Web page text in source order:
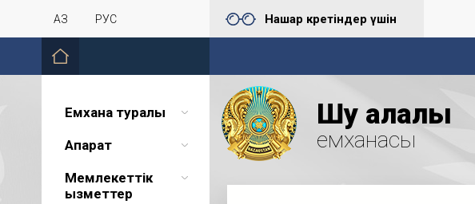
ҚАЗ РУС Нашар көретіндер үшін
Емхана туралы
Ақпарат
Мемлекеттік
қызметтер
Шу қалалық
емханасы